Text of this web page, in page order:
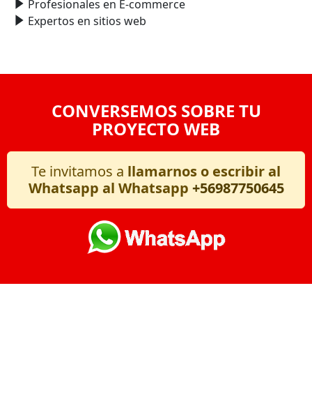
Profesionales en E-commerce
Expertos en sitios web
CONVERSEMOS SOBRE TU
PROYECTO WEB
Te invitamos a llamarnos o escribir al
Whatsapp al Whatsapp +56987750645